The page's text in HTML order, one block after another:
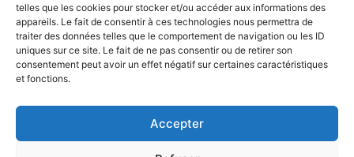
telles que les cookies pour stocker et/ou accéder aux informations des
appareils. Le fait de consentir à ces technologies nous permettra de
traiter des données telles que le comportement de navigation ou les ID
uniques sur ce site. Le fait de ne pas consentir ou de retirer son
consentement peut avoir un effet négatif sur certaines caractéristiques
et fonctions.
Accepter
© Copyright 2026, Tous droits réservés |Bromance
Bien-Être : Yoga, Bien-être, Nutrition et Sport
L’équipe
Régime Savoir Maigrir.fr : La méthode Jean-Michel Cohen pour
une perte de poids durable